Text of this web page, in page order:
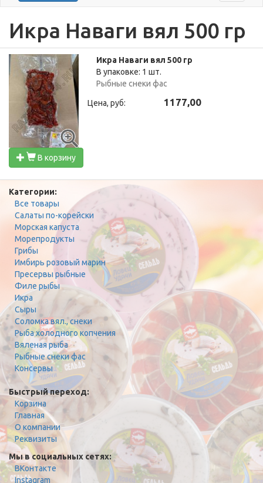
Икра Наваги вял 500 гр
Икра Наваги вял 500 гр
В упаковке: 1 шт.
Рыбные снеки фас
Цена, руб: 1177,00
В корзину
Категории:
Все товары
Салаты по-корейски
Морская капуста
Морепродукты
Грибы
Имбирь розовый марин
Пресервы рыбные
Филе рыбы
Икра
Сыры
Соломка вял., снеки
Рыба холодного копчения
Вяленая рыба
Рыбные снеки фас
Консервы
Быстрый переход:
Корзина
Главная
О компании
Реквизиты
Мы в социальных сетях:
ВКонтакте
Instagram